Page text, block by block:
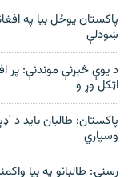
پاکستان یوځل بیا په
ښودلې
د یوې څېړنې موندنې: پر
اټکل وړ و
​​​​​​​پاکستان: طالبان باید د
وسپاري
رسنۍ: طالبانو په بیا